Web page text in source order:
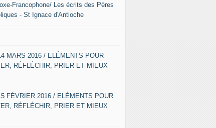
Francophone/ Les écrits des Pères
- St Ignace d'Antioche
MARS 2016 / ELÉMENTS POUR
RÉFLÉCHIR, PRIER ET MIEUX
FÉVRIER 2016 / ELÉMENTS POUR
RÉFLÉCHIR, PRIER ET MIEUX